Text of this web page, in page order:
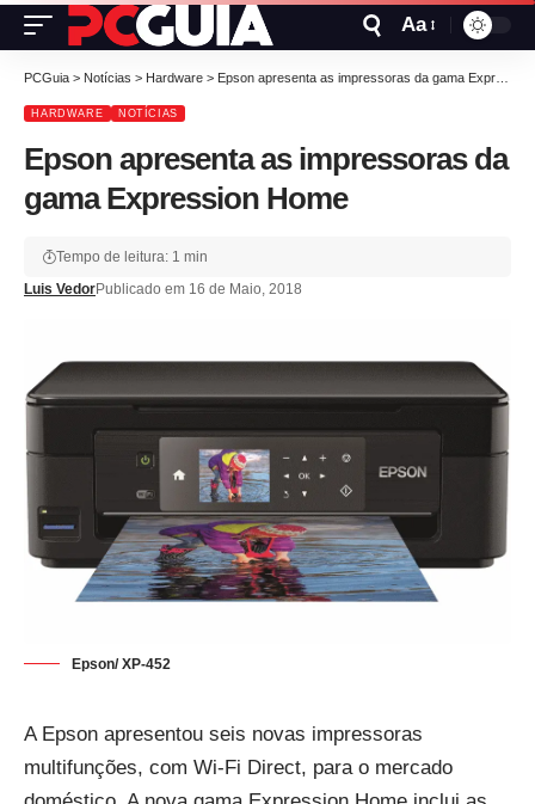
Aa
PCGuia > Notícias > Hardware > Epson apresenta as impressoras da gama Expression Home
HARDWARE NOTÍCIAS
Epson apresenta as impressoras da
gama Expression Home
Luis VedorPublicado em 16 de Maio, 2018
Tempo de leitura: 1 min
Epson/ XP-452
A Epson apresentou seis novas impressoras
multifunções, com Wi-Fi Direct, para o mercado